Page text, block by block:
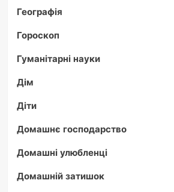
Географія
Гороскоп
Гуманітарні науки
Дім
Діти
Домашнє господарство
Домашні улюбленці
Домашній затишок